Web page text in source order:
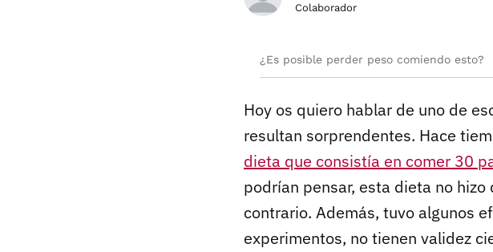
Colaborador
¿Es posible perder peso comiendo esto?
Hoy os quiero hablar de uno de
resultan sorprendentes. Hace
dieta que consistía en comer 30
podrían pensar, esta dieta no
contrario. Además, tuvo algunos
experimentos, no tienen validez